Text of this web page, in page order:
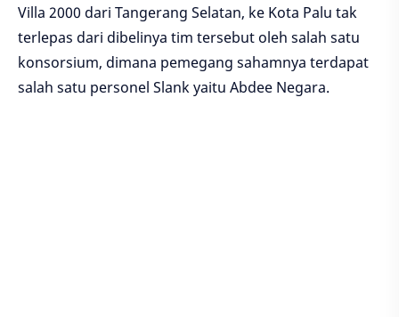
Villa 2000 dari Tangerang Selatan, ke Kota Palu tak
terlepas dari dibelinya tim tersebut oleh salah satu
konsorsium, dimana pemegang sahamnya terdapat
salah satu personel Slank yaitu Abdee Negara.